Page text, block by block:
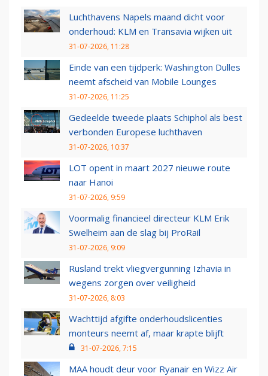
Luchthavens Napels maand dicht voor
onderhoud: KLM en Transavia wijken uit
31-07-2026, 11:28
Einde van een tijdperk: Washington Dulles
neemt afscheid van Mobile Lounges
31-07-2026, 11:25
Gedeelde tweede plaats Schiphol als best
verbonden Europese luchthaven
31-07-2026, 10:37
LOT opent in maart 2027 nieuwe route
naar Hanoi
31-07-2026, 9:59
Voormalig financieel directeur KLM Erik
Swelheim aan de slag bij ProRail
31-07-2026, 9:09
Rusland trekt vliegvergunning Izhavia in
wegens zorgen over veiligheid
31-07-2026, 8:03
Wachttijd afgifte onderhoudslicenties
monteurs neemt af, maar krapte blijft
31-07-2026, 7:15
MAA houdt deur voor Ryanair en Wizz Air